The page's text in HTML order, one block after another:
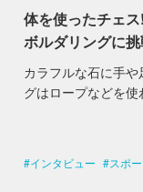
体を使ったチェ
ボルダリングに
カラフルな石に手
グはロープなどを
インタビュー スポ